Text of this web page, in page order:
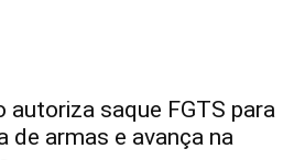
autoriza saque FGTS para
de armas e avança na